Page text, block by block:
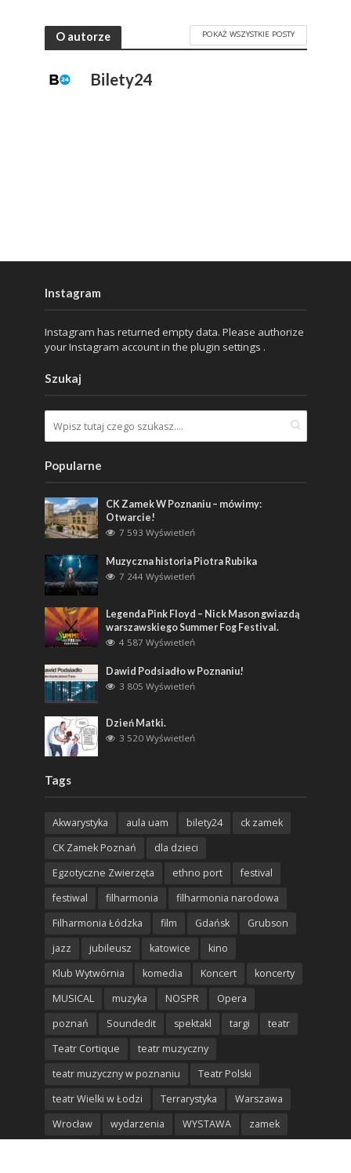
O autorze POKAŻ WSZYSTKIE POSTY
Bilety24
Instagram
Instagram has returned empty data. Please authorize
your Instagram account in the plugin settings .
Szukaj
Popularne
CK Zamek W Poznaniu – mówimy:
Otwarcie!
7 593 Wyświetleń
Muzyczna historia Piotra Rubika
7 244 Wyświetleń
Legenda Pink Floyd – Nick Mason gwiazdą
warszawskiego Summer Fog Festival.
4 587 Wyświetleń
Dawid Podsiadło w Poznaniu!
3 805 Wyświetleń
Dzień Matki.
3 520 Wyświetleń
Tags
Akwarystyka aula uam bilety24
ck zamek
CK Zamek Poznań
dla dzieci
Egzotyczne Zwierzęta
ethno port
festival
festiwal
filharmonia
filharmonia narodowa
Filharmonia Łódzka
film Gdańsk
Grubson
jazz
jubileusz katowice
kino
Klub Wytwórnia
komedia Koncert
koncerty
MUSICAL
muzyka NOSPR
Opera
poznań
Soundedit spektakl targi
teatr
Teatr Cortique
teatr muzyczny
teatr muzyczny w poznaniu
Teatr Polski
teatr Wielki w Łodzi
Terrarystyka
Warszawa
Wrocław
wydarzenia WYSTAWA
zamek